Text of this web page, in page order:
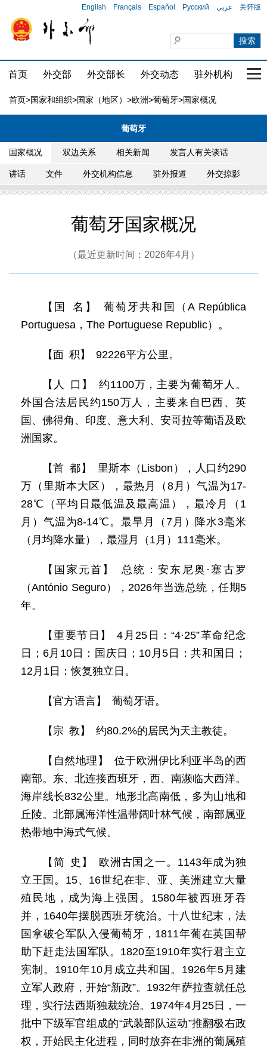
English Français Español Русский عربي 关怀版
首页 外交部 外交部长 外交动态 驻外机构 国
首页>国家和组织>国家（地区） >欧洲>葡萄牙>国家概况
葡萄牙
国家概况 双边关系 相关新闻 发言人有关谈话
讲话 文件 外交机构信息 驻外报道 外交掠影
葡萄牙国家概况
（最近更新时间：2026年4月）
【国 名】 葡萄牙共和国（A República
Portuguesa，The Portuguese Republic）。
【面 积】 92226平方公里。
【人 口】 约1100万，主要为葡萄牙人。
外国合法居民约150万人，主要来自巴西、英
国、佛得角、印度、意大利、安哥拉等葡语及欧
洲国家。
【首 都】 里斯本（Lisbon），人口约290
万（里斯本大区），最热月（8月）气温为17-
28℃（平均日最低温及最高温），最冷月（1
月）气温为8-14℃。最旱月（7月）降水3毫米
（月均降水量），最湿月（1月）111毫米。
【国家元首】 总统：安东尼奥·塞古罗
（António Seguro），2026年当选总统，任期5
年。
【重要节日】 4月25日：“4·25”革命纪念
日；6月10日：国庆日；10月5日：共和国日；
12月1日：恢复独立日。
【官方语言】 葡萄牙语。
【宗 教】 约80.2%的居民为天主教徒。
【自然地理】 位于欧洲伊比利亚半岛的西
南部。东、北连接西班牙，西、南濒临大西洋。
海岸线长832公里。地形北高南低，多为山地和
丘陵。北部属海洋性温带阔叶林气候，南部属亚
热带地中海式气候。
【简 史】 欧洲古国之一。1143年成为独
立王国。15、16世纪在非、亚、美洲建立大量
殖民地，成为海上强国。1580年被西班牙吞
并，1640年摆脱西班牙统治。十八世纪末，法
国拿破仑军队入侵葡萄牙，1811年葡在英国帮
助下赶走法国军队。1820至1910年实行君主立
宪制。1910年10月成立共和国。1926年5月建
立军人政府，开始“新政”。1932年萨拉查就任总
理，实行法西斯独裁统治。1974年4月25日，一
批中下级军官组成的“武装部队运动”推翻极右政
权，开始民主化进程，同时放弃在非洲的葡属殖